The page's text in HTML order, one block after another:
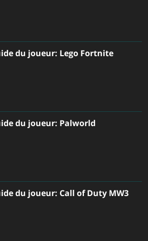
du joueur: Lego Fortnite
du joueur: Palworld
du joueur: Call of Duty MW3